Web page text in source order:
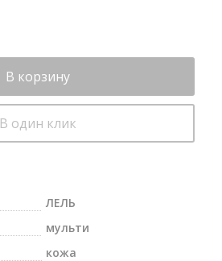
В корзину
В один клик
ЛЕЛЬ
мульти
кожа